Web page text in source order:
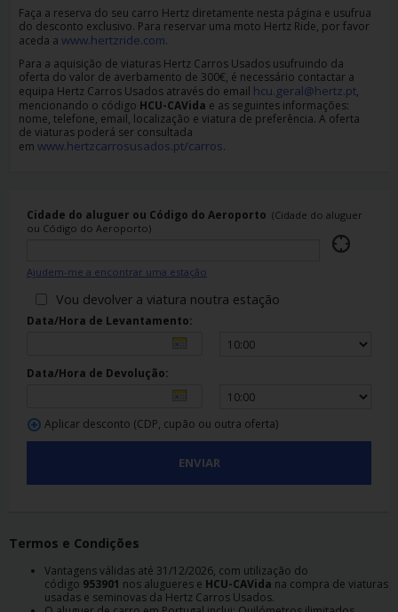
Lojas
Hertz
Gold+
Faça a reserva do seu carro Hertz diretamente nesta página e usufrua
do desconto exclusivo. Para reservar uma moto Hertz Ride, por favor
aceda a www.hertzride.com.
Para a aquisição de viaturas Hertz Carros Usados usufruindo da
oferta do valor de averbamento de 300€, é necessário contactar a
equipa Hertz Carros Usados através do email hcu.geral@hertz.pt,
mencionando o código HCU-CAVida e as seguintes informações:
nome, telefone, email, localização e viatura de preferência. A oferta
de viaturas poderá ser consultada
em www.hertzcarrosusados.pt/carros.
Cidade do aluguer ou Código do Aeroporto (Cidade do aluguer
ou Código do Aeroporto)
Ajudem-me a encontrar uma estação
Vou devolver a viatura noutra estação
Data/Hora de Levantamento:
Data/Hora de Devolução:
Aplicar desconto (CDP, cupão ou outra oferta)
ENVIAR
Termos e Condições
Vantagens válidas até 31/12/2026, com utilização do
código 953901 nos alugueres e HCU-CAVida na compra de viaturas
usadas e seminovas da Hertz Carros Usados.